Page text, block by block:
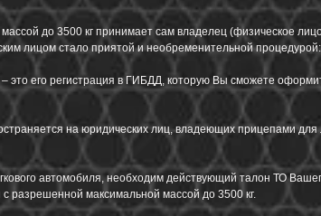
до 3500 кг принимает сам владелец (физическое
лицом стало приятой и необременительной
это его регистрация в ГИБДД, которую Вы сможете
на юридических лиц, владеющих прицепами
автомобиля, необходим действующий талон ТО
разрешенной максимальной массой до 3500 кг.